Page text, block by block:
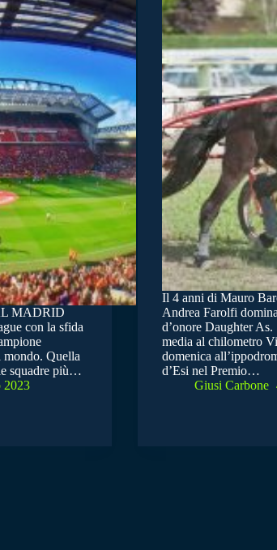
MADRID
con la sfida
mondo. Quella
squadre più…
2023
Il 4 anni di Mauro
Andrea Farolfi
d’onore Daughter
media al chilometro
domenica
d’Esi nel Premio…
Giusi Carbone